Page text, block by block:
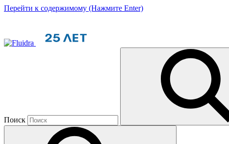
Перейти к содержимому (Нажмите Enter)
Поиск